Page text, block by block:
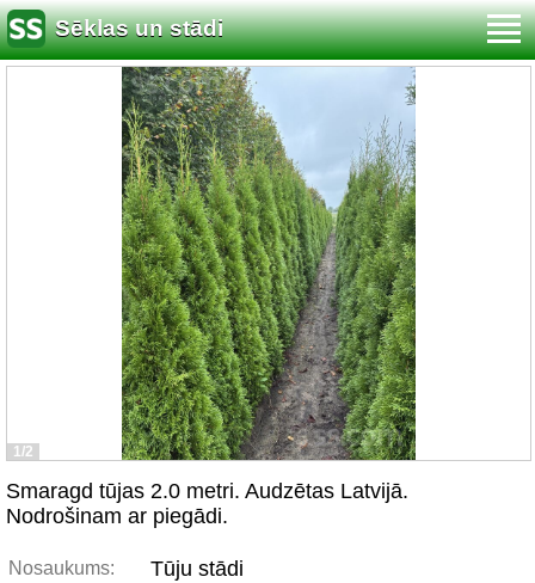
Sēklas un stādi
1/2
Smaragd tūjas 2.0 metri. Audzētas Latvijā.
Nodrošinam ar piegādi.
Nosaukums: Tūju stādi